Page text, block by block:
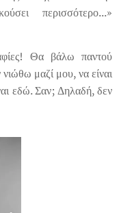
περισσότερο...»
Θα βάλω παντού
μαζί μου, να είναι
εδώ. Σαν; Δηλαδή, δεν